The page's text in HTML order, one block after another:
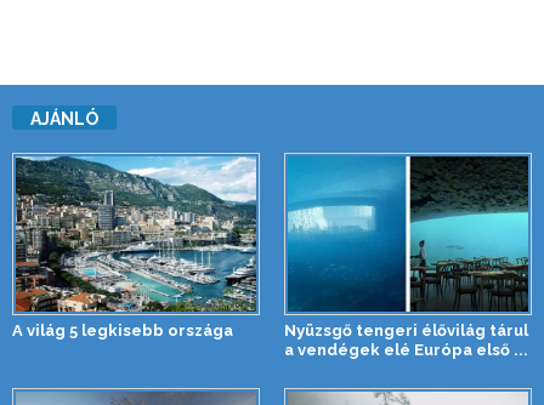
AJÁNLÓ
A világ 5 legkisebb országa
Nyüzsgő tengeri élővilág tárul
a vendégek elé Európa első ...